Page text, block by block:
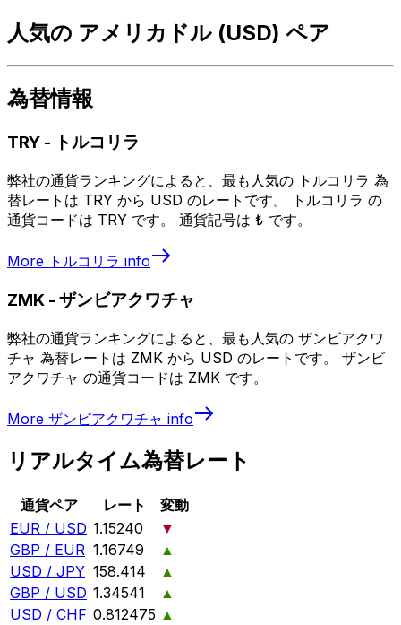
人気の アメリカドル (USD) ペア
為替情報
TRY - トルコリラ
弊社の通貨ランキングによると、最も人気の トルコリラ 為
替レートは TRY から USD のレートです。 トルコリラ の
通貨コードは TRY です。 通貨記号は ₺ です。
More トルコリラ info
ZMK - ザンビアクワチャ
弊社の通貨ランキングによると、最も人気の ザンビアクワ
チャ 為替レートは ZMK から USD のレートです。 ザンビ
アクワチャ の通貨コードは ZMK です。
More ザンビアクワチャ info
リアルタイム為替レート
通貨ペア レート
変動
EUR / USD 1.15240
▼
GBP / EUR 1.16749
▲
USD / JPY 158.414
▲
GBP / USD 1.34541
▲
USD / CHF 0.812475 ▲